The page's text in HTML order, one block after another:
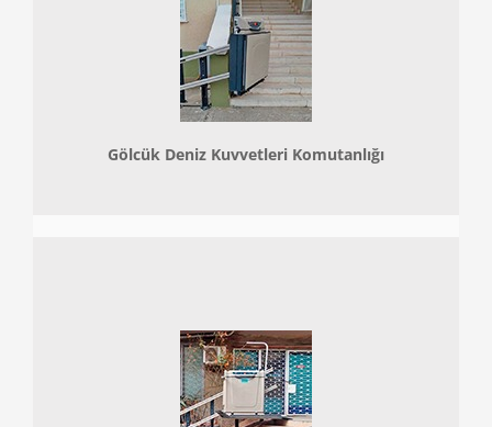
Gölcük Deniz Kuvvetleri Komutanlığı